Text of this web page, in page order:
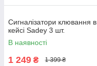
Сигналізатори клювання в
кейсі Sadey 3 шт.
В наявності
1 249 ₴ 1 399 ₴